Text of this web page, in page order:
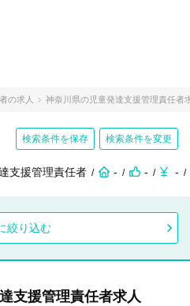
の求人 神奈川県の児童発達支援管理責任者
検索条件を保存 検索条件を変更
支援管理責任者 - - -
絞り込む
支援管理責任者求人